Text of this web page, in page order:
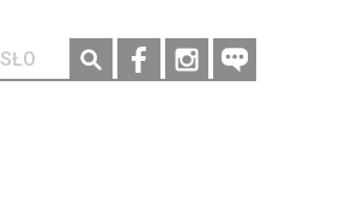
Social media